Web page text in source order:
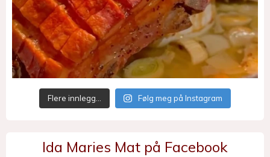
Flere innlegg… Følg meg på Instagram
Ida Maries Mat på Facebook